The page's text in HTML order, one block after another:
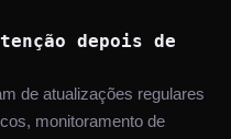
depois de
de atualizações regulares
monitoramento de